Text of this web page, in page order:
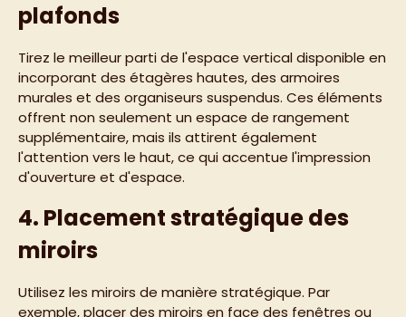
plafonds
Tirez le meilleur parti de l'espace vertical disponible en
incorporant des étagères hautes, des armoires
murales et des organiseurs suspendus. Ces éléments
offrent non seulement un espace de rangement
supplémentaire, mais ils attirent également
l'attention vers le haut, ce qui accentue l'impression
d'ouverture et d'espace.
4. Placement stratégique des
miroirs
Utilisez les miroirs de manière stratégique. Par
exemple, placer des miroirs en face des fenêtres ou